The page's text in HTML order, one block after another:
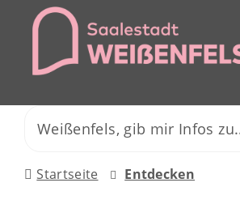
Startseite Entdecken